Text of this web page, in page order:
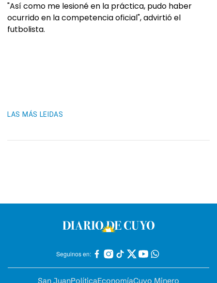
"Así como me lesioné en la práctica, pudo haber
ocurrido en la competencia oficial", advirtió el
futbolista.
LAS MÁS LEIDAS
Seguinos en:
San JuanPolíticaEconomíaCuyo Minero